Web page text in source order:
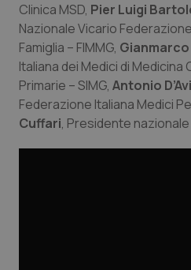
Marche
Molise
Piemonte
Provincia Autonoma
Donna & Salute
Epatiti
HIV
Infezioni & Febbre
Clinica MSD, Pier Luigi
Nazionale Vicario
Famiglia – FIMMG, Gianmarco
Italiana dei Medici di
Primarie – SIMG, Antonio
Federazione Italiana Medici
Cuffari, Presidente nazionale